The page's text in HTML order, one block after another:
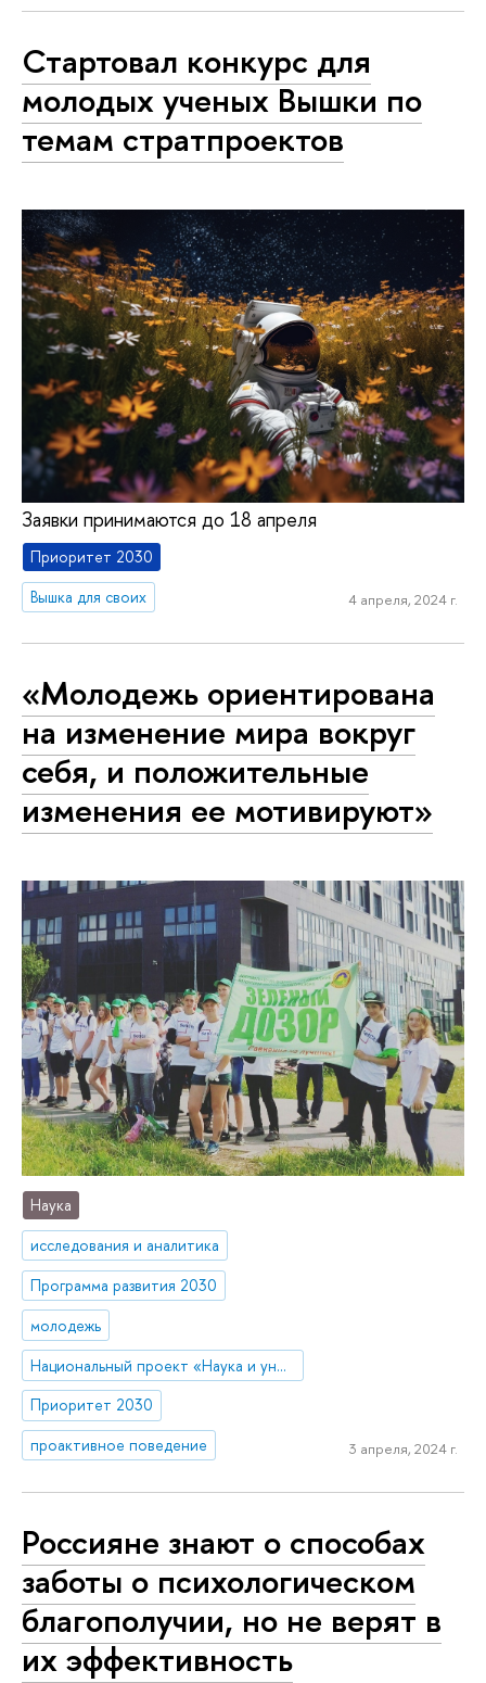
Стартовал конкурс для
молодых ученых Вышки по
темам стратпроектов
Заявки принимаются до 18 апреля
Приоритет 2030
Вышка для своих
4 апреля, 2024 г.
«Молодежь ориентирована
на изменение мира вокруг
себя, и положительные
изменения ее мотивируют»
Наука
исследования и аналитика
Программа развития 2030
молодежь
Национальный проект «Наука и университеты»
Приоритет 2030
проактивное поведение
3 апреля, 2024 г.
Россияне знают о способах
заботы о психологическом
благополучии, но не верят в
их эффективность